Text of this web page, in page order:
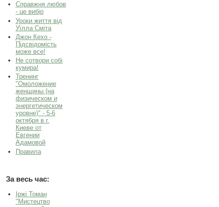
Справжня любов
- це вибір
Уроки життя від
Уїлла Сміта
Джон Кехо -
Підсвідомість
може все!
Не сотвори собі
кумира!
Тренинг
"Омоложение
женщины (на
физическом и
энергетическом
уровне)" - 5-6
октября в г.
Киеве от
Евгении
Адамовой
Правила
За весь час:
Іржі Томан
"Мистецтво